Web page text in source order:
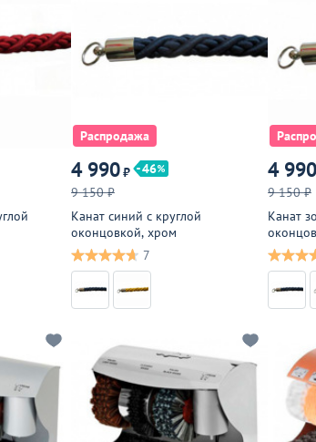
Распродажа
4 990₽
46
9 150 ₽
Канат синий с круглой
оконцовкой, хром
7
4 990
9 150 ₽
Канат